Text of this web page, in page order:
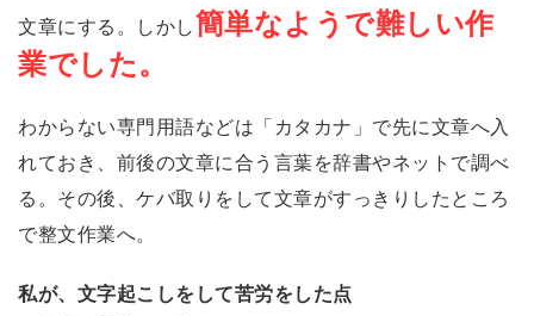
文章にする。しかし簡単なようで難しい作
業でした。
わからない専門用語などは「カタカナ」で先に文章へ入
れておき、前後の文章に合う言葉を辞書やネットで調べ
る。その後、ケバ取りをして文章がすっきりしたところ
で整文作業へ。
私が、文字起こしをして苦労をした点